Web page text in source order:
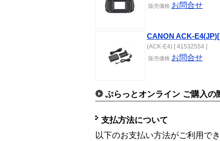
販売価格 お問合せ
CANON ACK-
(ACK-E4) [ 41532554 ]
販売価格 お問合せ
ぷらっとオンライン ご購入の
支払方法について
以下のお支払い方法がご利用で